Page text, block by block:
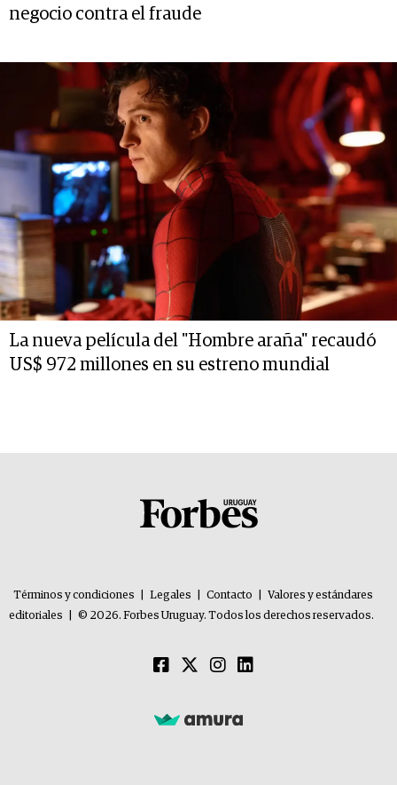
negocio contra el fraude
La nueva película del "Hombre araña" recaudó
US$ 972 millones en su estreno mundial
Términos y condiciones Legales Contacto
Valores y estándares
editoriales
© 2026. Forbes Uruguay. Todos los derechos reservados.